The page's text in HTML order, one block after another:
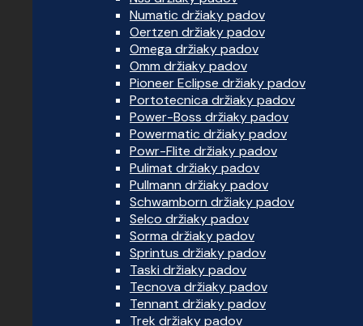
Numatic držiaky padov
Oertzen držiaky padov
Omega držiaky padov
Omm držiaky padov
Pioneer Eclipse držiaky padov
Portotecnica držiaky padov
Power-Boss držiaky padov
Powermatic držiaky padov
Powr-Flite držiaky padov
Pulimat držiaky padov
Pullmann držiaky padov
Schwamborn držiaky padov
Selco držiaky padov
Sorma držiaky padov
Sprintus držiaky padov
Taski držiaky padov
Tecnova držiaky padov
Tennant držiaky padov
Trek držiaky padov